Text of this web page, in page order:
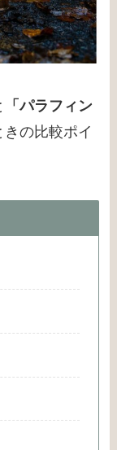
「パラフィン
きの比較ポイ